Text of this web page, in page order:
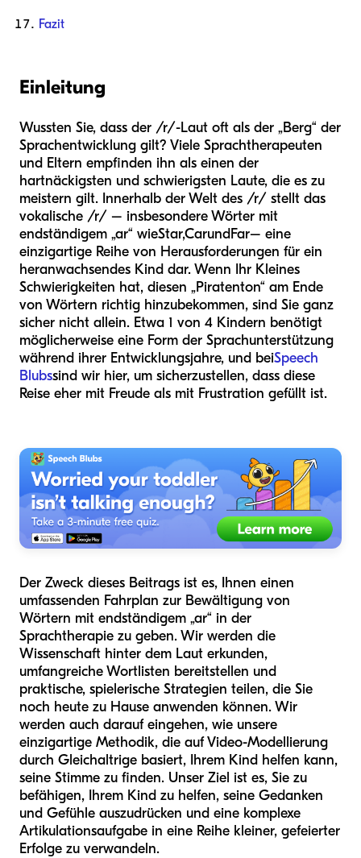
Fazit
Einleitung
Wussten Sie, dass der /r/-Laut oft als der „Berg“ der
Sprachentwicklung gilt? Viele Sprachtherapeuten
und Eltern empfinden ihn als einen der
hartnäckigsten und schwierigsten Laute, die es zu
meistern gilt. Innerhalb der Welt des /r/ stellt das
vokalische /r/ – insbesondere Wörter mit
endständigem „ar“ wieStar,CarundFar– eine
einzigartige Reihe von Herausforderungen für ein
heranwachsendes Kind dar. Wenn Ihr Kleines
Schwierigkeiten hat, diesen „Piratenton“ am Ende
von Wörtern richtig hinzubekommen, sind Sie ganz
sicher nicht allein. Etwa 1 von 4 Kindern benötigt
möglicherweise eine Form der Sprachunterstützung
während ihrer Entwicklungsjahre, und beiSpeech
Blubssind wir hier, um sicherzustellen, dass diese
Reise eher mit Freude als mit Frustration gefüllt ist.
Der Zweck dieses Beitrags ist es, Ihnen einen
umfassenden Fahrplan zur Bewältigung von
Wörtern mit endständigem „ar“ in der
Sprachtherapie zu geben. Wir werden die
Wissenschaft hinter dem Laut erkunden,
umfangreiche Wortlisten bereitstellen und
praktische, spielerische Strategien teilen, die Sie
noch heute zu Hause anwenden können. Wir
werden auch darauf eingehen, wie unsere
einzigartige Methodik, die auf Video-Modellierung
durch Gleichaltrige basiert, Ihrem Kind helfen kann,
seine Stimme zu finden. Unser Ziel ist es, Sie zu
befähigen, Ihrem Kind zu helfen, seine Gedanken
und Gefühle auszudrücken und eine komplexe
Artikulationsaufgabe in eine Reihe kleiner, gefeierter
Erfolge zu verwandeln.